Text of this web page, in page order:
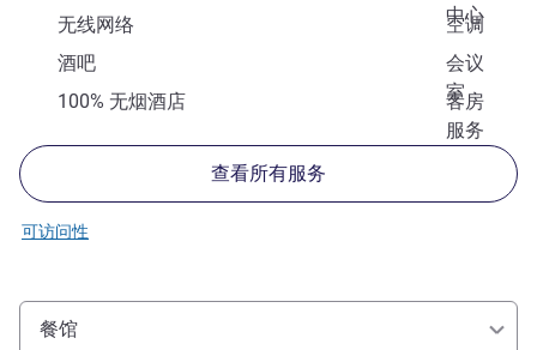
中心
无线网络
空调
酒吧
会议
室
100% 无烟酒店
客房
服务
查看所有服务
可访问性
餐馆